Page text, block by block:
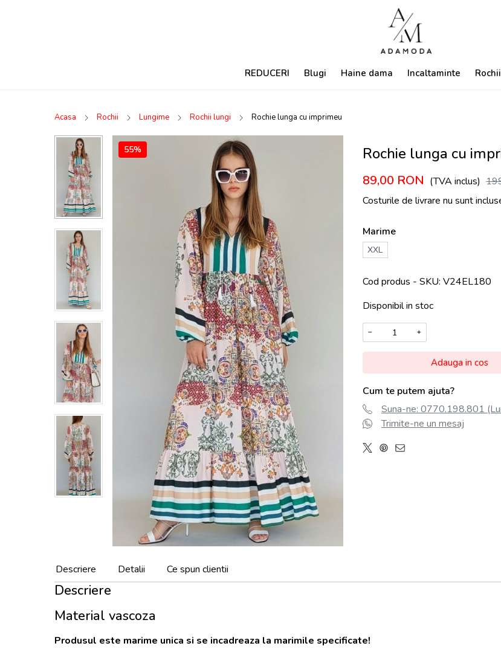
REDUCERI Blugi Haine dama Incaltaminte Rochii
Acasa Rochii Lungime Rochii lungi Rochie lunga cu imprimeu
55% Rochie lunga cu
89,00 RON (TVA inclus)
Costurile de livrare nu sunt
Marime
XXL
Cod produs - SKU V24EL180
Disponibil in stoc
− +
Adauga in cos
Cum te putem ajuta?
Suna-ne: 0770.198.801
Trimite-ne un mesaj
Descriere Detalii Ce spun clientii
Descriere
Material vascoza
Produsul este marime unica si se incadreaza la marimile specificate!